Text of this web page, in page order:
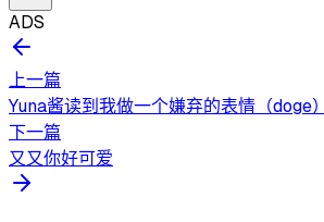
ADS
上一篇
Yuna酱读到我做一个嫌弃的表情（doge）
下一篇
又又你好可爱